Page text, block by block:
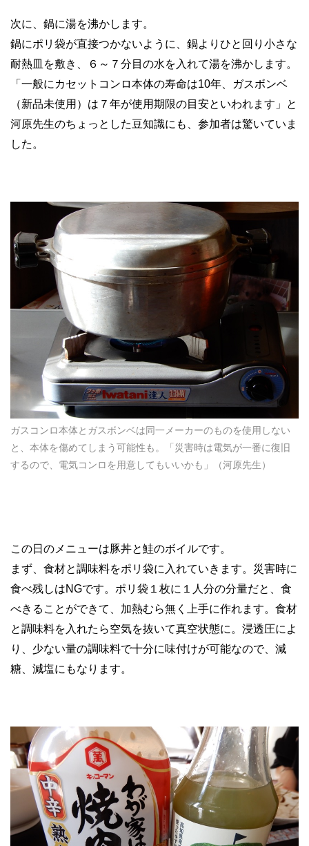
次に、鍋に湯を沸かします。
鍋にポリ袋が直接つかないように、鍋よりひと回り小さな
耐熱皿を敷き、６～７分目の水を入れて湯を沸かします。
「一般にカセットコンロ本体の寿命は10年、ガスボンベ
（新品未使用）は７年が使用期限の目安といわれます」と
河原先生のちょっとした豆知識にも、参加者は驚いていま
した。
ガスコンロ本体とガスボンベは同一メーカーのものを使用しない
と、本体を傷めてしまう可能性も。「災害時は電気が一番に復旧
するので、電気コンロを用意してもいいかも」（河原先生）
この日のメニューは豚丼と鮭のボイルです。
まず、食材と調味料をポリ袋に入れていきます。災害時に
食べ残しはNGです。ポリ袋１枚に１人分の分量だと、食
べきることができて、加熱むら無く上手に作れます。食材
と調味料を入れたら空気を抜いて真空状態に。浸透圧によ
り、少ない量の調味料で十分に味付けが可能なので、減
糖、減塩にもなります。